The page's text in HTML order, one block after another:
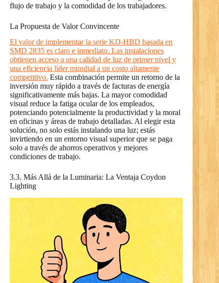
flujo de trabajo y la comodidad de los trabajadores.
La Propuesta de Valor Convincente
El valor de implementar la serie KD-HBD basada en
SMD 2835 es claro e inmediato. Las instalaciones
obtienen acceso a una calidad de luz de primer nivel y
una eficiencia líder mundial a un costo altamente
competitivo. Esta combinación permite un retorno de la
inversión muy rápido a través de facturas de energía
significativamente más bajas. La mayor comodidad
visual reduce la fatiga ocular de los empleados,
potenciando potencialmente la productividad y la moral
en oficinas y áreas de trabajo detalladas. Al elegir esta
solución, no solo estás instalando una luz; estás
invirtiendo en un entorno visual superior que se paga
solo a través de ahorros operativos y mejores
condiciones de trabajo.
3.3. Más Allá de la Luminaria: La Ventaja Coydon
Lighting